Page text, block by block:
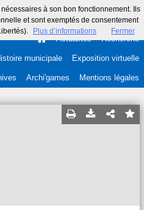
à son bon fonctionnement. Ils
et sont exemptés de consentement
Plus d’informations Fermer
Actualités Recherche
municipale Exposition virtuelle
Archi'games Mentions légales